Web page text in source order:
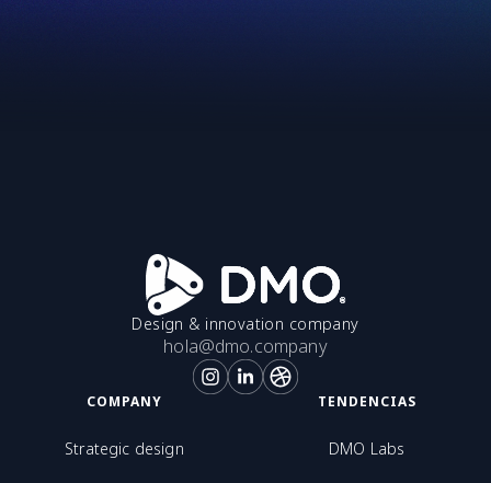
Design & innovation company
hola@dmo.company
COMPANY
Strategic design
TENDENCIAS
DMO Labs